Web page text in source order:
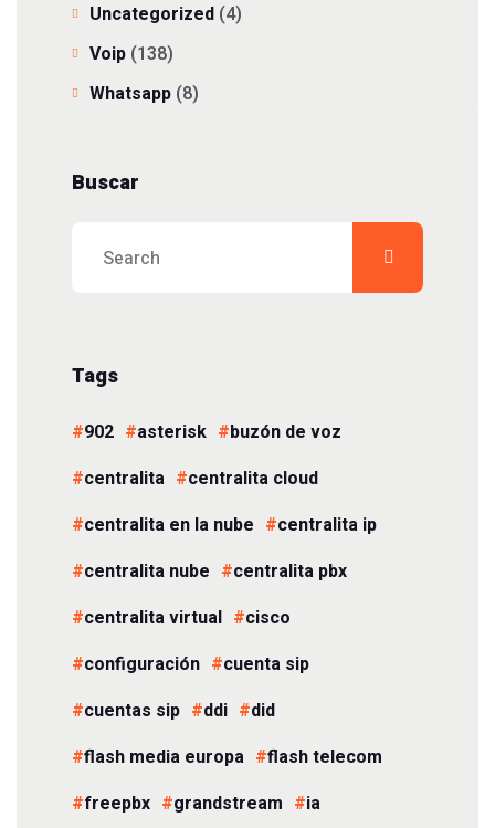
Uncategorized (4)
Voip (138)
Whatsapp (8)
Buscar
Tags
902 asterisk
buzón de voz
centralita
centralita cloud
centralita en la nube
centralita ip
centralita nube
centralita pbx
centralita virtual
cisco
configuración
cuenta sip
cuentas sip
ddi
did
flash media europa
flash telecom
freepbx
grandstream
ia